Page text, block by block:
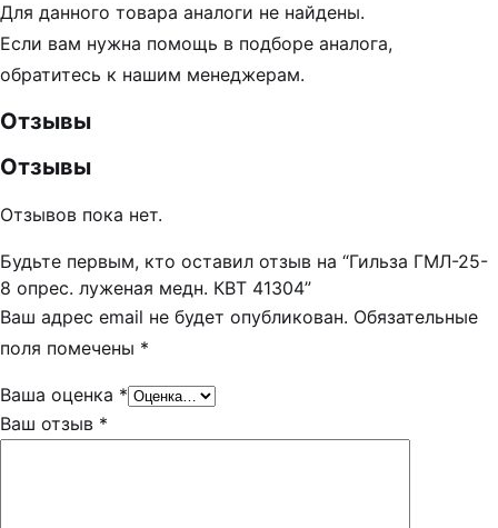
Для данного товара аналоги не найдены.
Если вам нужна помощь в подборе аналога,
обратитесь к нашим менеджерам.
Отзывы
Отзывы
Отзывов пока нет.
Будьте первым, кто оставил отзыв на “Гильза ГМЛ-25-
8 опрес. луженая медн. КВТ 41304”
Ваш адрес email не будет опубликован. Обязательные
поля помечены *
Ваша оценка *
Ваш отзыв *